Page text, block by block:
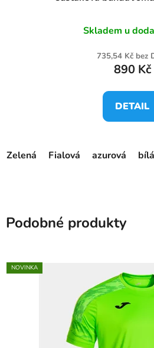
Skladem u
735,54 Kč bez
890 Kč
DETAIL
Zelená Fialová azurová bílá
Podobné produkty
NOVINKA